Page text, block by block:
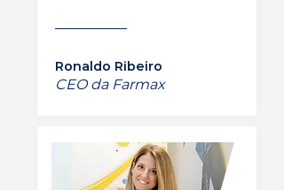
Ronaldo Ribeiro
CEO da Farmax